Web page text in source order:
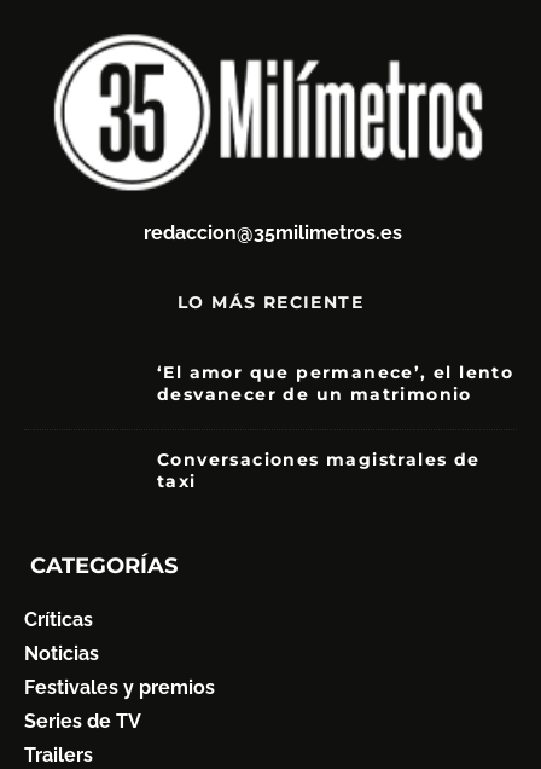
redaccion@35milimetros.es
LO MÁS RECIENTE
‘El amor que permanece’, el lento
desvanecer de un matrimonio
Conversaciones magistrales de
taxi
CATEGORÍAS
Críticas
Noticias
Festivales y premios
Series de TV
Trailers